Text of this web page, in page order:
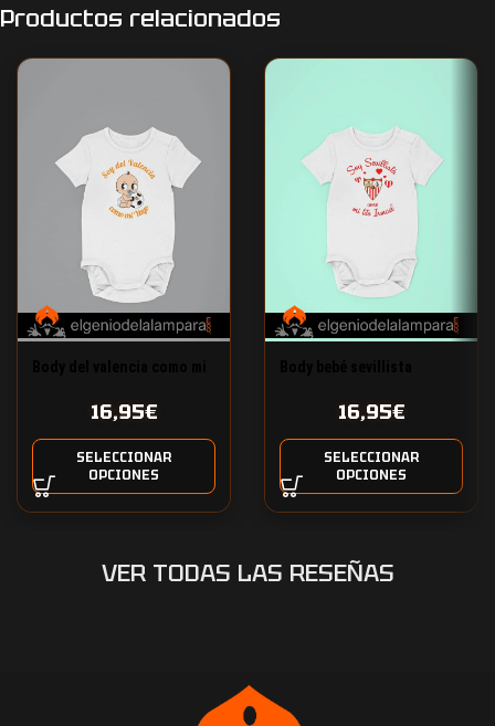
Productos relacionados
16,95€
SELECCIONAR
OPCIONES
16,95€
SELECCIONAR
OPCIONES
VER TODAS LAS RESEÑAS